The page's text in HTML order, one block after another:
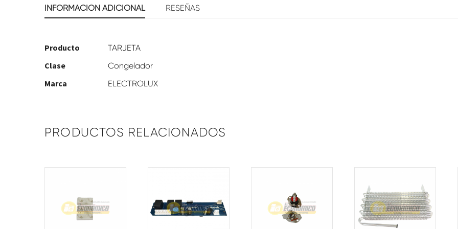
INFORMACIÓN ADICIONAL RESEÑAS
Producto TARJETA
Clase Congelador
Marca ELECTROLUX
PRODUCTOS RELACIONADOS